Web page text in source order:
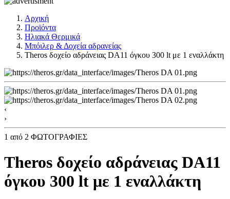
Αρχική
Προϊόντα
Ηλιακά Θερμικά
Μπόιλερ & Δοχεία αδρανείας
Theros δοχείο αδράνειας DA11 όγκου 300 lt με 1 εναλλάκτη
‹
›
1 από 2 ΦΩΤΟΓΡΑΦΙΕΣ
Theros δοχείο αδράνειας DA11
όγκου 300 lt με 1 εναλλάκτη